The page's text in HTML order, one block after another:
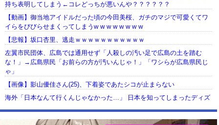
持ち表明してしまう←コレどっちが悪いんや？？？？？？
【動画】御当地アイドルだった頃の今田美桜、ガチのマジで可愛くてワ
イらをびびらせまくってしまうw w w w w w w w
【悲報】坂口杏里、逃走ｗｗｗｗｗｗｗｗｗｗｗ
左翼市民団体、広島では通用せず「人殺しの汚い足で広島の土を踏む
な！」→広島県民「お前らの方が汚いんじゃ！」「ワシらが広島県民じ
ゃ」
【画像】影山優佳さん(25)、下着姿であたシコが止まらない
海外「日本なんて行くんじゃなかった…」 日本を知ってしまったディズ
【動画】USJの禁止エリアに子どもたちが続々乱入 → スタッフが注意し